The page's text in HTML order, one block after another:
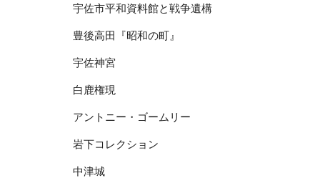
宇佐市平和資料館と戦争遺構
豊後高田『昭和の町』
宇佐神宮
白鹿権現
アントニー・ゴームリー
岩下コレクション
中津城